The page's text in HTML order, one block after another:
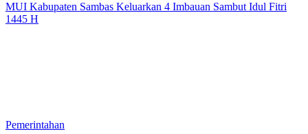
MUI Kabupaten Sambas Keluarkan 4 Imbauan Sambut Idul Fitri
1445 H
Pemerintahan